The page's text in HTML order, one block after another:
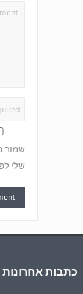
שמור
שלי
כתבות אחרונות